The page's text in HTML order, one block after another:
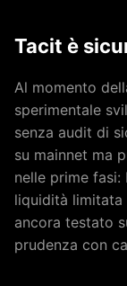
Tacit è
Al momento
sperimentale
senza audit di
su mainnet ma
nelle prime fasi:
liquidità limitata
ancora testato
prudenza con